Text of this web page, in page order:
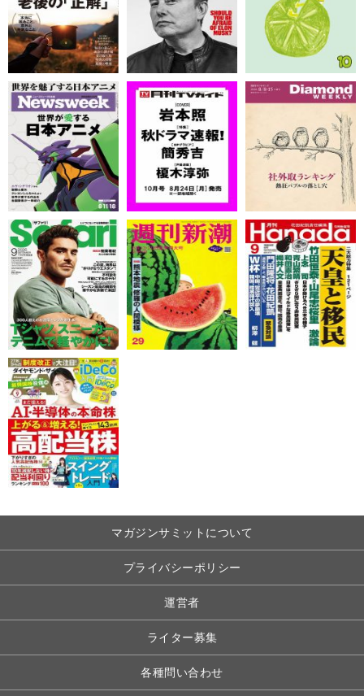
マガジンサミットについて
プライバシーポリシー
運営者
ライター募集
各種問い合わせ